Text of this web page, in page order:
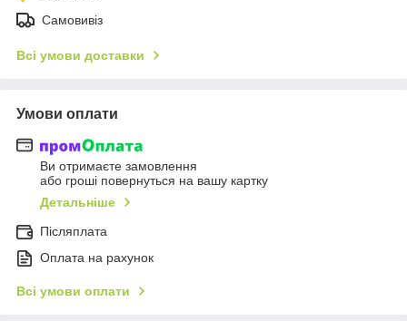
Самовивіз
Всі умови доставки
Умови оплати
Ви отримаєте замовлення
або гроші повернуться на вашу картку
Детальніше
Післяплата
Оплата на рахунок
Всі умови оплати